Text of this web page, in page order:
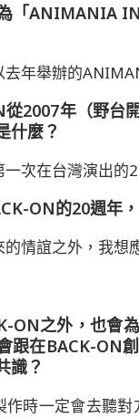
「ANIMANIA IN
去年舉辦的
2007年（野台
什麼？
一次在台灣演出
ON的20週年
的情誼之外，我想
ON之外，也會
跟在BACK-ON
識？
作時一定會去聽